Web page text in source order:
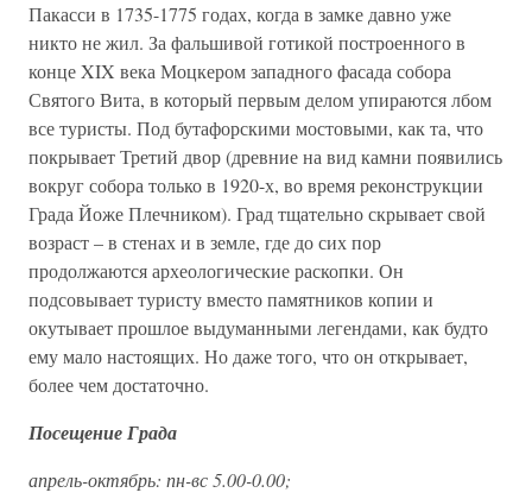
Пакасси в 1735-1775 годах, когда в замке давно уже
никто не жил. За фальшивой готикой построенного в
конце XIX века Моцкером западного фасада собора
Святого Вита, в который первым делом упираются лбом
все туристы. Под бутафорскими мостовыми, как та, что
покрывает Третий двор (древние на вид камни появились
вокруг собора только в 1920-х, во время реконструкции
Града Йоже Плечником). Град тщательно скрывает свой
возраст – в стенах и в земле, где до сих пор
продолжаются археологические раскопки. Он
подсовывает туристу вместо памятников копии и
окутывает прошлое выдуманными легендами, как будто
ему мало настоящих. Но даже того, что он открывает,
более чем достаточно.
Посещение Града
апрель-октябрь: пн-вс 5.00-0.00;